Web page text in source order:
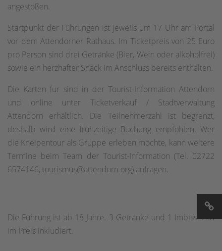
angestoßen.
Startpunkt der Führungen ist jeweils um 17 Uhr am Portal
vor dem Attendorner Rathaus. Im Ticketpreis von 25 Euro
pro Person sind drei Getränke (Bier, Wein oder alkoholfrei)
sowie ein herzhafter Snack im Anschluss bereits enthalten.
Die Karten für sind in der Tourist-Information Attendorn
und online unter Ticketverkauf / Stadtverwaltung
Attendorn erhältlich. Die Teilnehmerzahl ist begrenzt,
deshalb wird eine frühzeitige Buchung empfohlen. Wer
die Kneipentour als Gruppe erleben möchte, kann weitere
Termine beim Team der Tourist-Information (Tel. 02722
6574146, tourismus@attendorn.org) anfragen.
Die Führung ist ab 18 Jahre. 3 Getränke und 1 Imbiss sind
im Preis inkludiert.